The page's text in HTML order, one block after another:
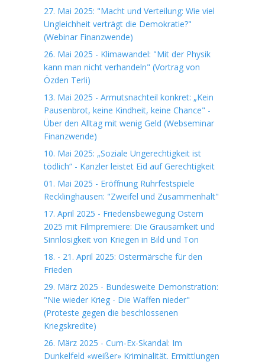
27. Mai 2025: "Macht und Verteilung: Wie viel
Ungleichheit verträgt die Demokratie?"
(Webinar Finanzwende)
26. Mai 2025 - Klimawandel: "Mit der Physik
kann man nicht verhandeln" (Vortrag von
Özden Terli)
13. Mai 2025 - Armutsnachteil konkret: „Kein
Pausenbrot, keine Kindheit, keine Chance" -
Über den Alltag mit wenig Geld (Webseminar
Finanzwende)
10. Mai 2025: „Soziale Ungerechtigkeit ist
tödlich“ - Kanzler leistet Eid auf Gerechtigkeit
01. Mai 2025 - Eröffnung Ruhrfestspiele
Recklinghausen: "Zweifel und Zusammenhalt"
17. April 2025 - Friedensbewegung Ostern
2025 mit Filmpremiere: Die Grausamkeit und
Sinnlosigkeit von Kriegen in Bild und Ton
18. - 21. April 2025: Ostermärsche für den
Frieden
29. März 2025 - Bundesweite Demonstration:
"Nie wieder Krieg - Die Waffen nieder"
(Proteste gegen die beschlossenen
Kriegskredite)
26. März 2025 - Cum-Ex-Skandal: Im
Dunkelfeld «weißer» Kriminalität. Ermittlungen